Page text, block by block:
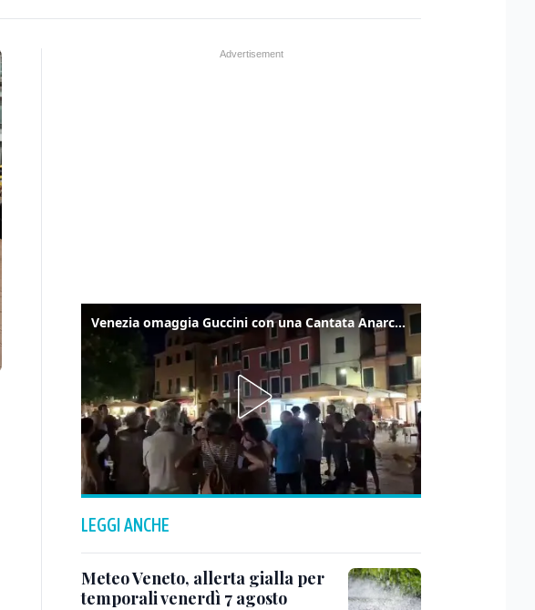
Venezia omaggia Guccini con una Cantata Anarchica in campo Santa Margherita
LEGGI ANCHE
Meteo Veneto, allerta gialla per
temporali venerdì 7 agosto